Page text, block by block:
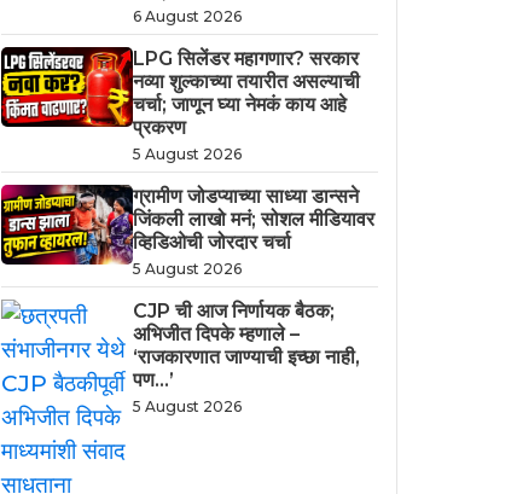
6 August 2026
LPG सिलेंडर महागणार? सरकार
नव्या शुल्काच्या तयारीत असल्याची
चर्चा; जाणून घ्या नेमकं काय आहे
प्रकरण
5 August 2026
ग्रामीण जोडप्याच्या साध्या डान्सने
जिंकली लाखो मनं; सोशल मीडियावर
व्हिडिओची जोरदार चर्चा
5 August 2026
CJP ची आज निर्णायक बैठक;
अभिजीत दिपके म्हणाले –
‘राजकारणात जाण्याची इच्छा नाही,
पण…’
5 August 2026